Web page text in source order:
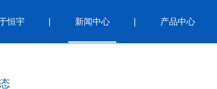
恒宇 新闻中心 产品中心